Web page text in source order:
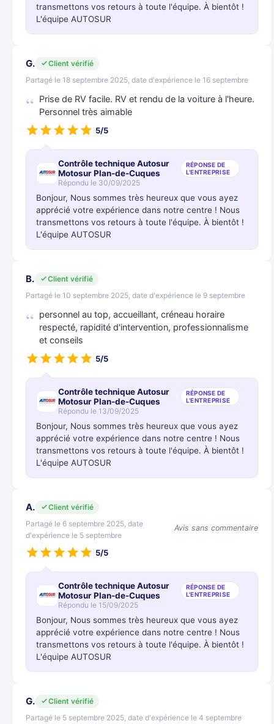
transmettons vos retours à toute l'équipe. À bientôt !
L'équipe AUTOSUR
G.
Client vérifié
Partagé le 18 septembre 2025, date d'expérience le 16 septembre
Prise de RV facile. RV et rendu de la voiture à l'heure.
Personnel très aimable
5/5
Contrôle technique Autosur
Motosur Plan-de-Cuques
RÉPONSE DE
L'ENTREPRISE
Répondu le 30/09/2025
Bonjour, Nous sommes très heureux que vous ayez
apprécié votre expérience dans notre centre ! Nous
transmettons vos retours à toute l'équipe. À bientôt !
L'équipe AUTOSUR
B.
Client vérifié
Partagé le 10 septembre 2025, date d'expérience le 9 septembre
personnel au top, accueillant, créneau horaire
respecté, rapidité d'intervention, professionnalisme
et conseils
5/5
Contrôle technique Autosur
Motosur Plan-de-Cuques
RÉPONSE DE
L'ENTREPRISE
Répondu le 13/09/2025
Bonjour, Nous sommes très heureux que vous ayez
apprécié votre expérience dans notre centre ! Nous
transmettons vos retours à toute l'équipe. À bientôt !
L'équipe AUTOSUR
A.
Client vérifié
Partagé le 6 septembre 2025, date
d'expérience le 5 septembre
Avis sans commentaire
5/5
Contrôle technique Autosur
Motosur Plan-de-Cuques
RÉPONSE DE
L'ENTREPRISE
Répondu le 15/09/2025
Bonjour, Nous sommes très heureux que vous ayez
apprécié votre expérience dans notre centre ! Nous
transmettons vos retours à toute l'équipe. À bientôt !
L'équipe AUTOSUR
G.
Client vérifié
Partagé le 5 septembre 2025, date d'expérience le 4 septembre